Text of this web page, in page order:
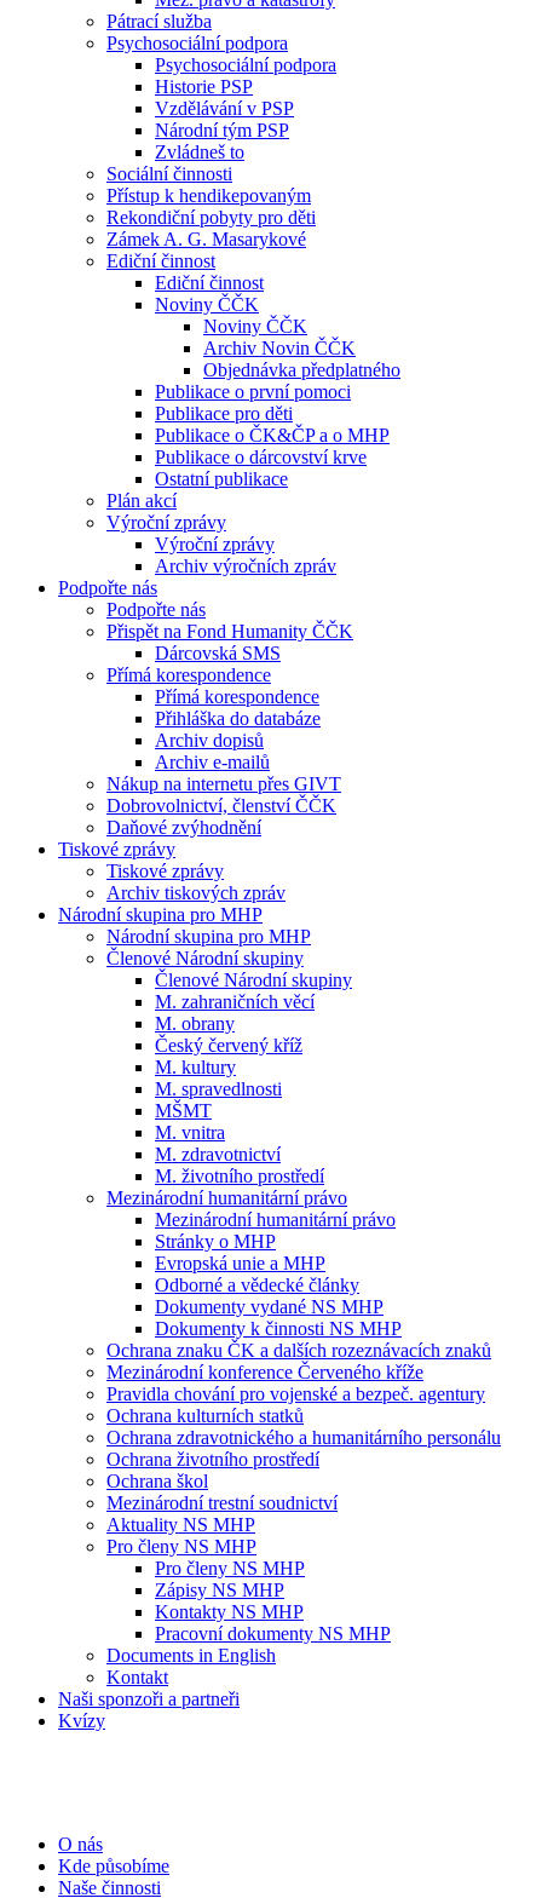
Pátrací služba
Psychosociální podpora
Psychosociální podpora
Historie PSP
Vzdělávání v PSP
Národní tým PSP
Zvládneš to
Sociální činnosti
Přístup k hendikepovaným
Rekondiční pobyty pro děti
Zámek A. G. Masarykové
Ediční činnost
Ediční činnost
Noviny ČČK
Noviny ČČK
Archiv Novin ČČK
Objednávka předplatného
Publikace o první pomoci
Publikace pro děti
Publikace o ČK&ČP a o MHP
Publikace o dárcovství krve
Ostatní publikace
Plán akcí
Výroční zprávy
Výroční zprávy
Archiv výročních zpráv
Podpořte nás
Podpořte nás
Přispět na Fond Humanity ČČK
Dárcovská SMS
Přímá korespondence
Přímá korespondence
Přihláška do databáze
Archiv dopisů
Archiv e-mailů
Nákup na internetu přes GIVT
Dobrovolnictví, členství ČČK
Daňové zvýhodnění
Tiskové zprávy
Tiskové zprávy
Archiv tiskových zpráv
Národní skupina pro MHP
Národní skupina pro MHP
Členové Národní skupiny
Členové Národní skupiny
M. zahraničních věcí
M. obrany
Český červený kříž
M. kultury
M. spravedlnosti
MŠMT
M. vnitra
M. zdravotnictví
M. životního prostředí
Mezinárodní humanitární právo
Mezinárodní humanitární právo
Stránky o MHP
Evropská unie a MHP
Odborné a vědecké články
Dokumenty vydané NS MHP
Dokumenty k činnosti NS MHP
Ochrana znaku ČK a dalších rozeznávacích znaků
Mezinárodní konference Červeného kříže
Pravidla chování pro vojenské a bezpeč. agentury
Ochrana kulturních statků
Ochrana zdravotnického a humanitárního personálu
Ochrana životního prostředí
Ochrana škol
Mezinárodní trestní soudnictví
Aktuality NS MHP
Pro členy NS MHP
Pro členy NS MHP
Zápisy NS MHP
Kontakty NS MHP
Pracovní dokumenty NS MHP
Documents in English
Kontakt
Naši sponzoři a partneři
Kvízy
O nás
Kde působíme
Naše činnosti